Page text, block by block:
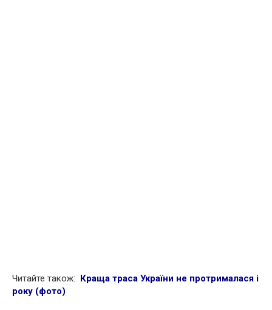
Читайте також: Краща траса України не протрималася і
року (фото)